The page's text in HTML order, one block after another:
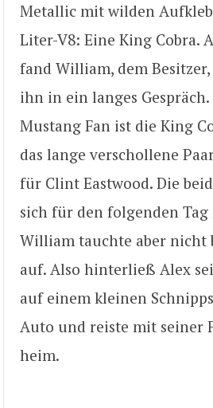
Metallic mit wilden
Liter-V8: Eine King Cobra.
fand William, dem
ihn in ein langes
Mustang Fan ist die King
das lange verschollene
für Clint Eastwood. Die
sich für den folgenden
William tauchte aber nicht
auf. Also hinterließ Alex
auf einem kleinen
Auto und reiste mit seiner
heim.